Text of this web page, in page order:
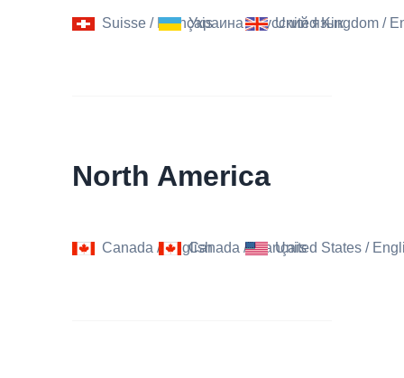
Suisse / FrançaisУкраина / Русский язык
United Kingdom /
North America
Canada / EnglishCanada / Français
United States /